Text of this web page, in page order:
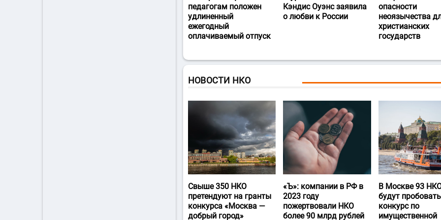
педагогам положен
удлиненный
ежегодный
оплачиваемый отпуск
Кэндис Оуэнс заявила
о любви к России
опасности
неоязычества
христианских
государств
НОВОСТИ НКО
Свыше 350 НКО
претендуют на гранты
конкурса «Москва —
добрый город»
«Ъ‎»: компании в РФ в
2023 году
пожертвовали НКО
более 90 млрд рублей
В Москве 93
будут
конкурс по
имущественной